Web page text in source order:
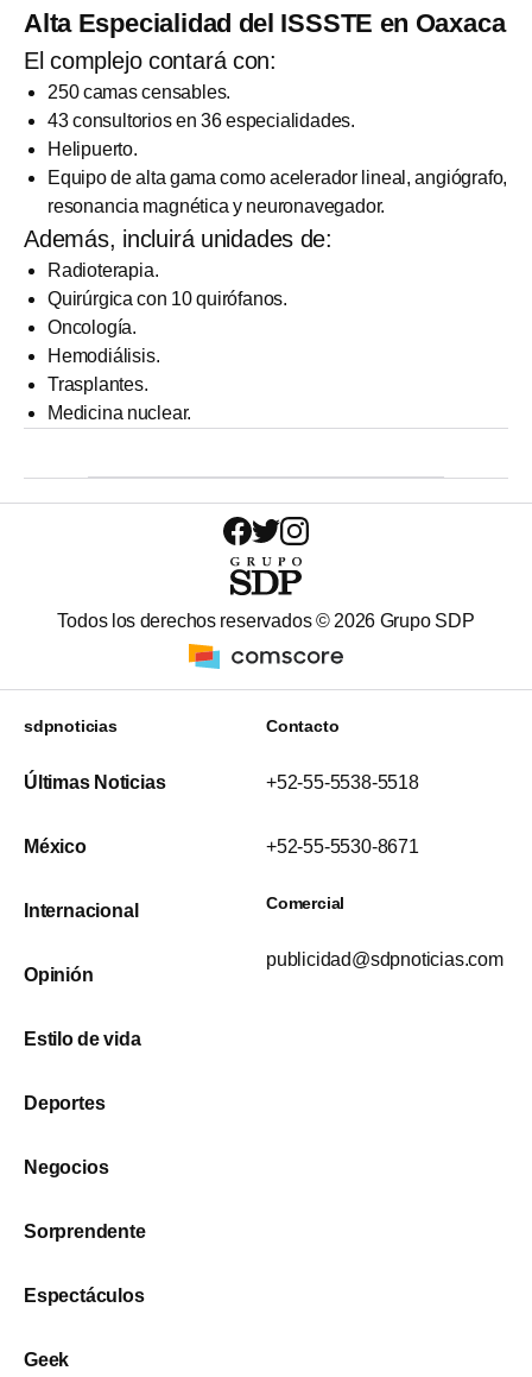
Alta Especialidad del ISSSTE en Oaxaca
El complejo contará con:
250 camas censables.
43 consultorios en 36 especialidades.
Helipuerto.
Equipo de alta gama como acelerador lineal, angiógrafo,
resonancia magnética y neuronavegador.
Además, incluirá unidades de:
Radioterapia.
Quirúrgica con 10 quirófanos.
Oncología.
Hemodiálisis.
Trasplantes.
Medicina nuclear.
Todos los derechos reservados © 2026 Grupo SDP
sdpnoticias
Últimas Noticias
México
Internacional
Opinión
Estilo de vida
Deportes
Negocios
Sorprendente
Espectáculos
Geek
Contacto
+52-55-5538-5518
+52-55-5530-8671
Comercial
publicidad@sdpnoticias.com